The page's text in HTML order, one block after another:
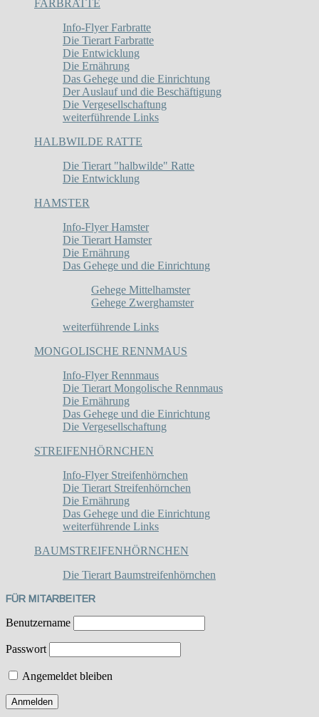
FARBRATTE
Info-Flyer Farbratte
Die Tierart Farbratte
Die Entwicklung
Die Ernährung
Das Gehege und die Einrichtung
Der Auslauf und die Beschäftigung
Die Vergesellschaftung
weiterführende Links
HALBWILDE RATTE
Die Tierart "halbwilde" Ratte
Die Entwicklung
HAMSTER
Info-Flyer Hamster
Die Tierart Hamster
Die Ernährung
Das Gehege und die Einrichtung
Gehege Mittelhamster
Gehege Zwerghamster
weiterführende Links
MONGOLISCHE RENNMAUS
Info-Flyer Rennmaus
Die Tierart Mongolische Rennmaus
Die Ernährung
Das Gehege und die Einrichtung
Die Vergesellschaftung
STREIFENHÖRNCHEN
Info-Flyer Streifenhörnchen
Die Tierart Streifenhörnchen
Die Ernährung
Das Gehege und die Einrichtung
weiterführende Links
BAUMSTREIFENHÖRNCHEN
Die Tierart Baumstreifenhörnchen
FÜR MITARBEITER
Benutzername
Passwort
Angemeldet bleiben